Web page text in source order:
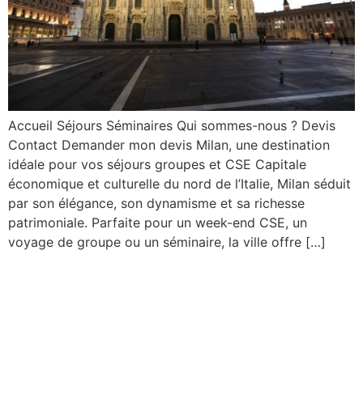
Accueil Séjours Séminaires Qui sommes-nous ? Devis
Contact Demander mon devis Milan, une destination
idéale pour vos séjours groupes et CSE Capitale
économique et culturelle du nord de l’Italie, Milan séduit
par son élégance, son dynamisme et sa richesse
patrimoniale. Parfaite pour un week-end CSE, un
voyage de groupe ou un séminaire, la ville offre […]